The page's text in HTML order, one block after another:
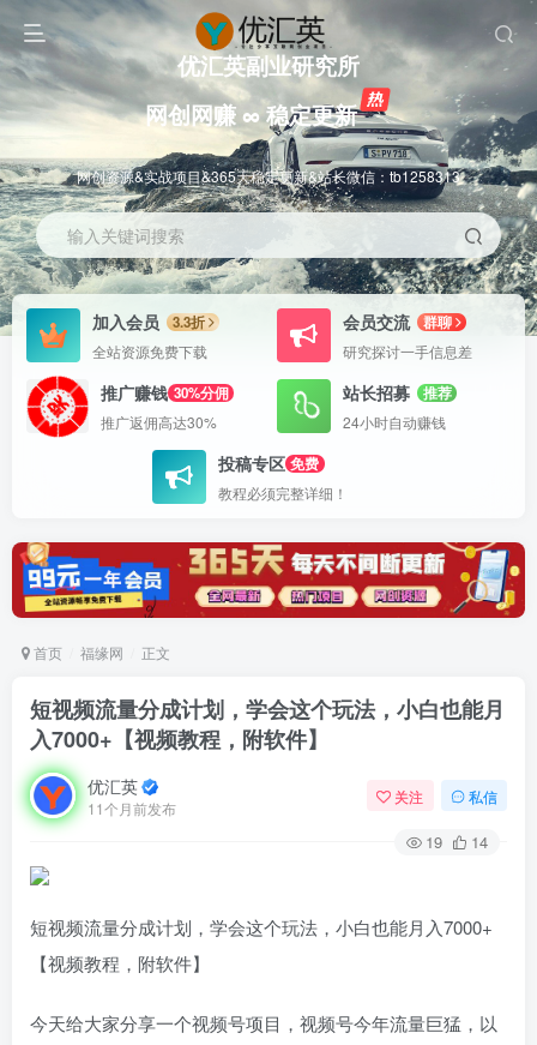
优汇英副业研究所
网创网赚 ∞ 稳定更新
网创资源&实战项目&365天稳定更新&站长微信：tb1258313
输入关键词搜索
加入会员
3.3折
全站资源免费下载
会员交流
群聊
研究探讨一手信息差
推广赚钱 30%分佣
推广返佣高达30%
站长招募
推荐
24小时自动赚钱
投稿专区 免费
教程必须完整详细！
首页 福缘网 正文
短视频流量分成计划，学会这个玩法，小白也能月
入7000+【视频教程，附软件】
优汇英
11个月前发布
关注 私信
19 14
短视频流量分成计划，学会这个玩法，小白也能月入7000+
【视频教程，附软件】
今天给大家分享一个视频号项目，视频号今年流量巨猛，以